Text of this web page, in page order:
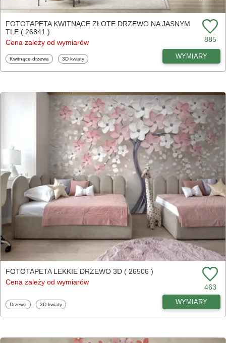
FOTOTAPETA KWITNĄCE ZŁOTE DRZEWO NA JASNYM
TLE ( 26841 )
Cena zależy od wymiarów
885
Fototapety
Kwitnące drzewa Fototapety
3D kwiaty WYMIARY
FOTOTAPETA LEKKIE DRZEWO 3D ( 26506 )
Cena zależy od wymiarów
463
Fototapety
Drzewa Fototapety
3D kwiaty WYMIARY